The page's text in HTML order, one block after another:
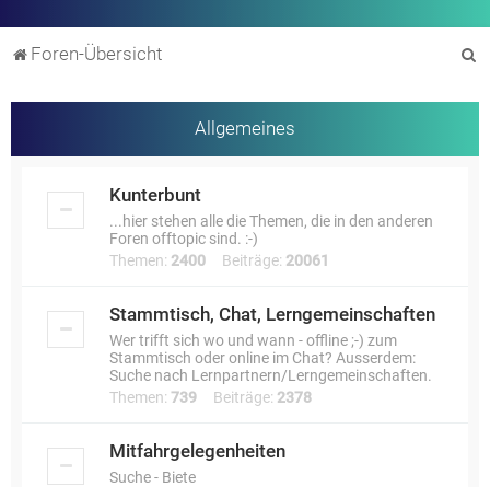
Foren-Übersicht
Allgemeines
Kunterbunt
...hier stehen alle die Themen, die in den anderen
Foren offtopic sind. :-)
Themen: 2400 Beiträge: 20061
Stammtisch, Chat, Lerngemeinschaften
Wer trifft sich wo und wann - offline ;-) zum
Stammtisch oder online im Chat? Ausserdem:
Suche nach Lernpartnern/Lerngemeinschaften.
Themen: 739 Beiträge: 2378
Mitfahrgelegenheiten
Suche - Biete